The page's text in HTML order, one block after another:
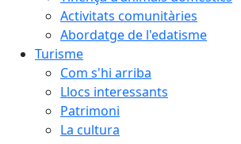
Activitats comunitàries
Abordatge de l'edatisme
Turisme
Com s'hi arriba
Llocs interessants
Patrimoni
La cultura